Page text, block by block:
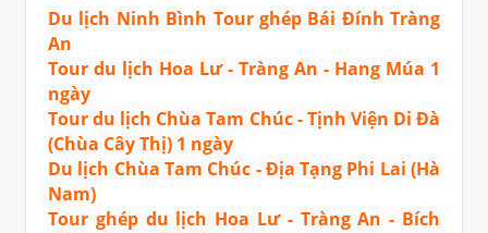
Du lịch Ninh Bình Tour ghép Bái Đính Tràng
An
Tour du lịch Hoa Lư - Tràng An - Hang Múa 1
ngày
Tour du lịch Chùa Tam Chúc - Tịnh Viện Di Đà
(Chùa Cây Thị) 1 ngày
Du lịch Chùa Tam Chúc - Địa Tạng Phi Lai (Hà
Nam)
Tour ghép du lịch Hoa Lư - Tràng An - Bích